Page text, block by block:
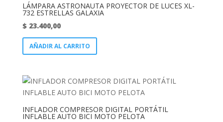
LÁMPARA ASTRONAUTA PROYECTOR DE LUCES XL-
732 ESTRELLAS GALAXIA
$23.400,00
AÑADIR AL CARRITO
INFLADOR COMPRESOR DIGITAL PORTÁTIL
INFLABLE AUTO BICI MOTO PELOTA